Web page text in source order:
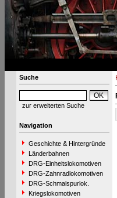
Suche
zur erweiterten Suche
Navigation
Geschichte & Hintergründe
Länderbahnen
DRG-Einheitslokomotiven
DRG-Zahnradlokomotiven
DRG-Schmalspurlok.
Kriegslokomotiven